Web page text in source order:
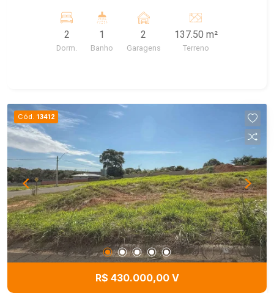
2
Dorm.
1
Banho
2
Garagens
137.50 m²
Terreno
Cód. 13412
R$ 430.000,00 V